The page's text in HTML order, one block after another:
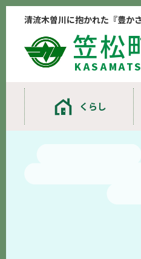
清流木曽川に抱かれた『豊か
笠松
くらし